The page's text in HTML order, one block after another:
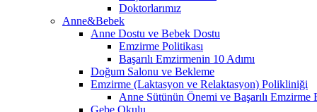
Doktorlarımız
Anne&Bebek
Anne Dostu ve Bebek Dostu
Emzirme Politikası
Başarılı Emzirmenin 10 Adımı
Doğum Salonu ve Bekleme
Emzirme (Laktasyon ve Relaktasyon) Polikliniği
Anne Sütünün Önemi ve Başarılı Emzirme
Gebe Okulu